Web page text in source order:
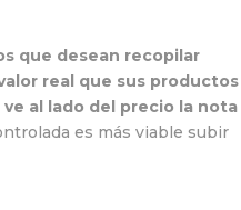
que desean recopilar
real que sus productos
al lado del precio la nota
es más viable subir